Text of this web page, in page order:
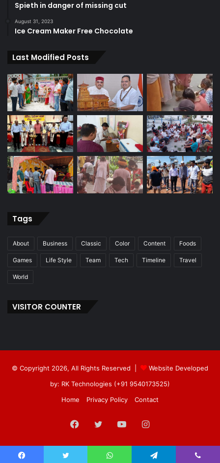
Spieth in danger of missing cut
August 31, 2023
Ice Cream Maker Free Chocolate
Last Modified Posts
Tags
About Business Classic Color Content Foods
Games Life Style Team Tech Timeline Travel
World
VISITOR COUNTER
© Copyright 2026, All Rights Reserved |
Website Developed
by: RK Technologies (+91 9540173525)
Home
Privacy Policy Contact
Facebook
TwitterYouTubeInstagram